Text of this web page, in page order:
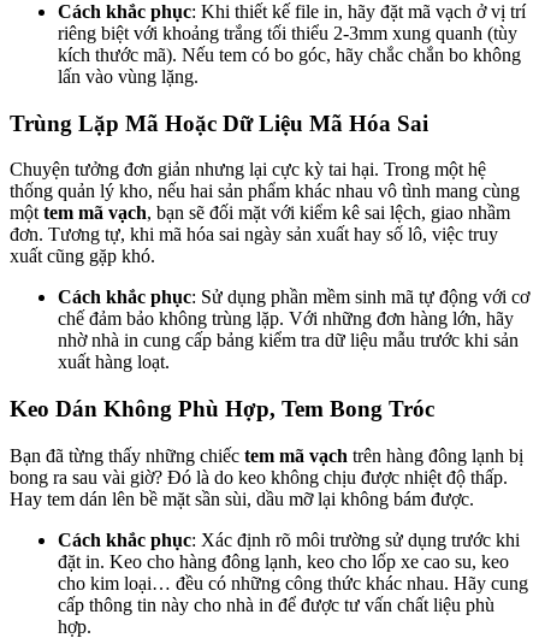
Cách khắc phục: Khi thiết kế file in, hãy đặt mã vạch ở vị trí
riêng biệt với khoảng trắng tối thiểu 2-3mm xung quanh (tùy
kích thước mã). Nếu tem có bo góc, hãy chắc chắn bo không
lấn vào vùng lặng.
Trùng Lặp Mã Hoặc Dữ Liệu Mã Hóa Sai
Chuyện tưởng đơn giản nhưng lại cực kỳ tai hại. Trong một hệ
thống quản lý kho, nếu hai sản phẩm khác nhau vô tình mang cùng
mộttem mã vạch, bạn sẽ đối mặt với kiểm kê sai lệch, giao nhầm
đơn. Tương tự, khi mã hóa sai ngày sản xuất hay số lô, việc truy
xuất cũng gặp khó.
Cách khắc phục: Sử dụng phần mềm sinh mã tự động với cơ
chế đảm bảo không trùng lặp. Với những đơn hàng lớn, hãy
nhờ nhà in cung cấp bảng kiểm tra dữ liệu mẫu trước khi sản
xuất hàng loạt.
Keo Dán Không Phù Hợp, Tem Bong Tróc
Bạn đã từng thấy những chiếc tem mã vạch trên hàng đông lạnh bị
bong ra sau vài giờ? Đó là do keo không chịu được nhiệt độ thấp.
Hay tem dán lên bề mặt sần sùi, dầu mỡ lại không bám được.
Cách khắc phục: Xác định rõ môi trường sử dụng trước khi
đặt in. Keo cho hàng đông lạnh, keo cho lốp xe cao su, keo
cho kim loại… đều có những công thức khác nhau. Hãy cung
cấp thông tin này cho nhà in để được tư vấn chất liệu phù
hợp.